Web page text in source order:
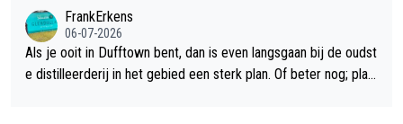
FrankErkens
06-07-2026
Als je ooit in Dufftown bent, dan is even langsgaan bij de oudst
e distilleerderij in het gebied een sterk plan. Of beter nog; plan